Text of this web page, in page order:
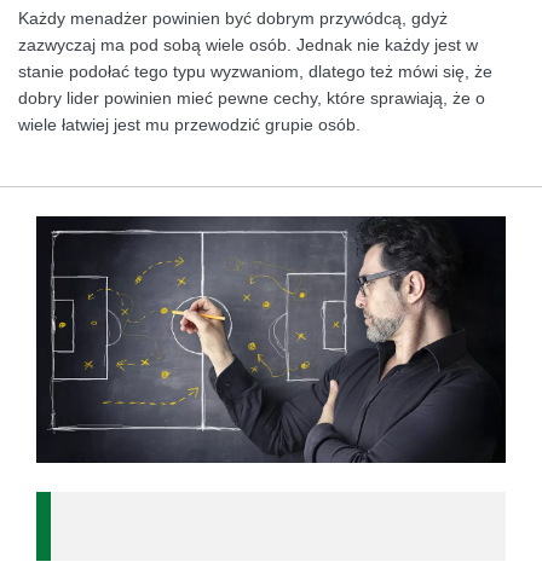
Każdy menadżer powinien być dobrym przywódcą, gdyż
zazwyczaj ma pod sobą wiele osób. Jednak nie każdy jest w
stanie podołać tego typu wyzwaniom, dlatego też mówi się, że
dobry lider powinien mieć pewne cechy, które sprawiają, że o
wiele łatwiej jest mu przewodzić grupie osób.